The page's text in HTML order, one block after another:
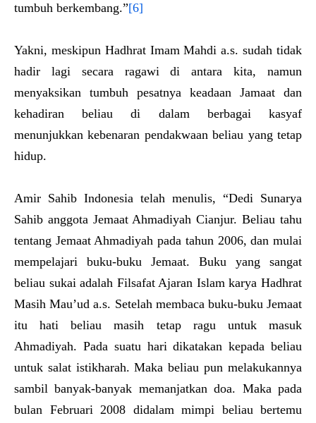
tumbuh berkembang.”[6]
Yakni, meskipun Hadhrat Imam Mahdi a.s. sudah tidak
hadir lagi secara ragawi di antara kita, namun
menyaksikan tumbuh pesatnya keadaan Jamaat dan
kehadiran beliau di dalam berbagai kasyaf
menunjukkan kebenaran pendakwaan beliau yang tetap
hidup.
Amir Sahib Indonesia telah menulis, “Dedi Sunarya
Sahib anggota Jemaat Ahmadiyah Cianjur. Beliau tahu
tentang Jemaat Ahmadiyah pada tahun 2006, dan mulai
mempelajari buku-buku Jemaat. Buku yang sangat
beliau sukai adalah Filsafat Ajaran Islam karya Hadhrat
Masih Mau’ud a.s. Setelah membaca buku-buku Jemaat
itu hati beliau masih tetap ragu untuk masuk
Ahmadiyah. Pada suatu hari dikatakan kepada beliau
untuk salat istikharah. Maka beliau pun melakukannya
sambil banyak-banyak memanjatkan doa. Maka pada
bulan Februari 2008 didalam mimpi beliau bertemu